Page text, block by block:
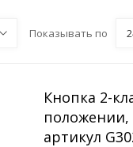
Показывать по
Кнопка 2-
положении,
артикул